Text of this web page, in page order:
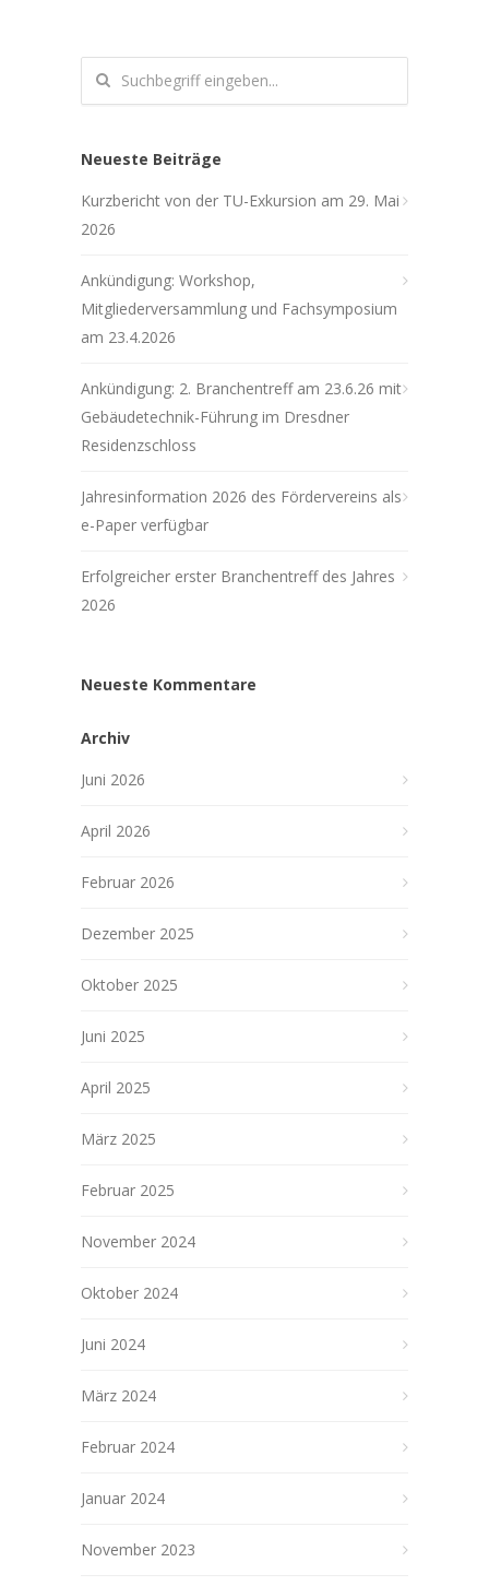
Neueste Beiträge
Kurzbericht von der TU-Exkursion am 29. Mai
2026
Ankündigung: Workshop,
Mitgliederversammlung und Fachsymposium
am 23.4.2026
Ankündigung: 2. Branchentreff am 23.6.26 mit
Gebäudetechnik-Führung im Dresdner
Residenzschloss
Jahresinformation 2026 des Fördervereins als
e-Paper verfügbar
Erfolgreicher erster Branchentreff des Jahres
2026
Neueste Kommentare
Archiv
Juni 2026
April 2026
Februar 2026
Dezember 2025
Oktober 2025
Juni 2025
April 2025
März 2025
Februar 2025
November 2024
Oktober 2024
Juni 2024
März 2024
Februar 2024
Januar 2024
November 2023